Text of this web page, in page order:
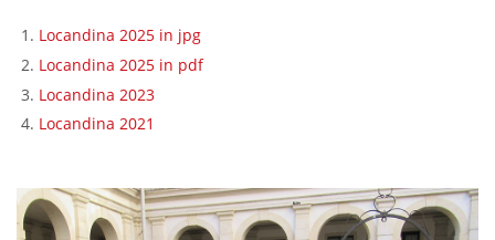
Locandina 2025 in jpg
Locandina 2025 in pdf
Locandina 2023
Locandina 2021